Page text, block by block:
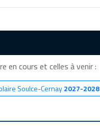
en cours et celles à venir :
Soulce-Cernay2027-2028